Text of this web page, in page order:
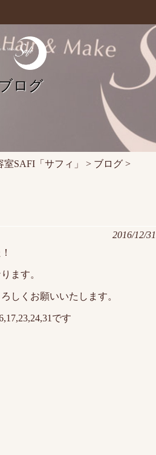
ブログ
SAFI「サフィ」 > ブログ >
2016/12/31
ます。
しくお願いいたします。
です